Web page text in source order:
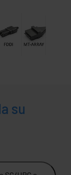
su